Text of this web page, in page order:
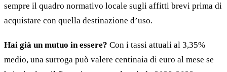
sempre il quadro normativo locale sugli affitti brevi prima di
acquistare con quella destinazione d’uso.
Hai già un mutuo in essere? Con i tassi attuali al 3,35%
medio, una surroga può valere centinaia di euro al mese se